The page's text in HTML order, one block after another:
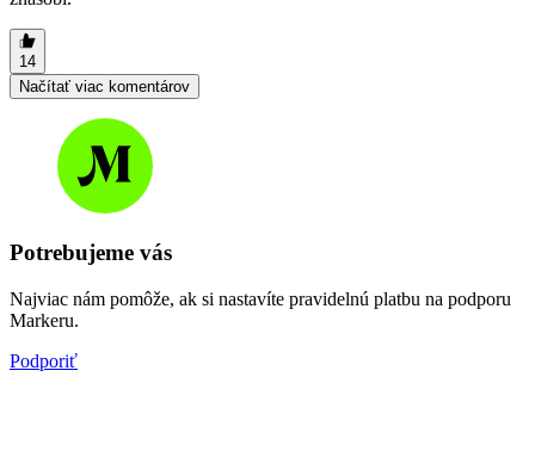
14
Načítať viac komentárov
Potrebujeme vás
Najviac nám pomôže, ak si nastavíte pravidelnú platbu na podporu
Markeru.
Podporiť